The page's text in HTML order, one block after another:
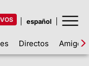
Directos Amigos